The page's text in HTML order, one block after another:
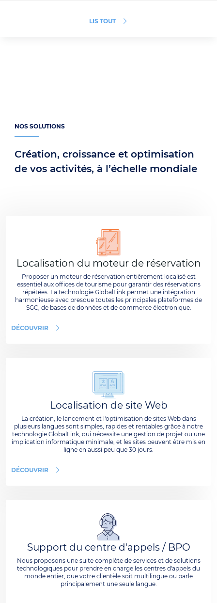
LIS TOUT
NOS SOLUTIONS
Création, croissance et optimisation
de vos activités, à l’échelle mondiale
Localisation du moteur de réservation
Proposer un moteur de réservation entièrement localisé est
essentiel aux offices de tourisme pour garantir des réservations
répétées. La technologie GlobalLink permet une intégration
harmonieuse avec presque toutes les principales plateformes de
SGC, de bases de données et de commerce électronique.
DÉCOUVRIR
Localisation de site Web
La création, le lancement et l'optimisation de sites Web dans
plusieurs langues sont simples, rapides et rentables grâce à notre
technologie GlobalLink, qui nécessite une gestion de projet ou une
implication informatique minimale, et les sites peuvent être mis en
ligne en aussi peu que 30 jours.
DÉCOUVRIR
Support du centre d'appels / BPO
Nous proposons une suite complète de services et de solutions
technologiques pour prendre en charge les centres d'appels du
monde entier, que votre clientèle soit multilingue ou parle
principalement une seule langue.